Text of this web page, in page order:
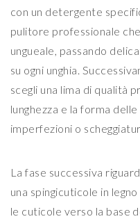
con un detergente
pulitore professionale
ungueale, passando
su ogni unghia.
scegli una lima di qualità
lunghezza e la forma
imperfezioni o
La fase successiva
una spingicuticole in
le cuticole verso la base